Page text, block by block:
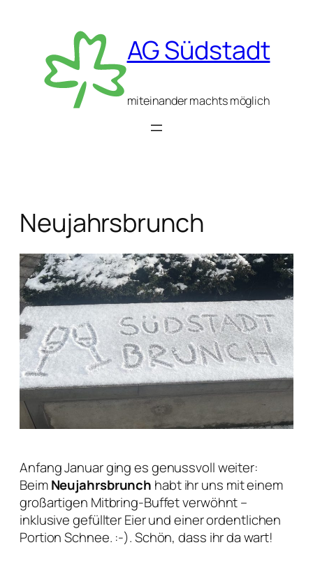
AG Südstadt
miteinander machts möglich
Neujahrsbrunch
Anfang Januar ging es genussvoll weiter:
BeimNeujahrsbrunch habt ihr uns mit einem
großartigen Mitbring-Buffet verwöhnt –
inklusive gefüllter Eier und einer ordentlichen
Portion Schnee. :-). Schön, dass ihr da wart!